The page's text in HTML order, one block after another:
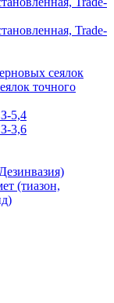
Trade-
сеялок
точного
5,4
3,6
(тиазон,